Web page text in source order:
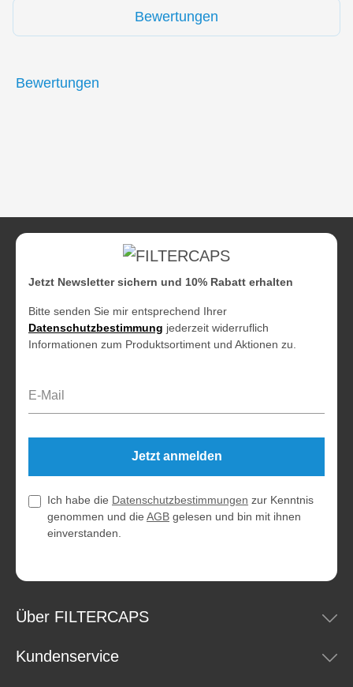
Bewertungen
Bewertungen
Jetzt Newsletter sichern und 10% Rabatt erhalten
Bitte senden Sie mir entsprechend Ihrer
Datenschutzbestimmung jederzeit widerruflich
Informationen zum Produktsortiment und Aktionen zu.
Jetzt anmelden
Ich habe die Datenschutzbestimmungen zur Kenntnis
genommen und die AGB gelesen und bin mit ihnen
einverstanden.
Über FILTERCAPS
Kundenservice